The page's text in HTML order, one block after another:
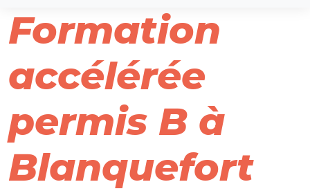
Formation
accélérée
permis B à
Blanquefort